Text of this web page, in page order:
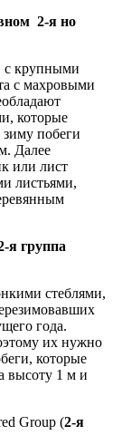
2-я но
с крупными
с махровыми
которые
побеги
Далее
или лист
листьями,
я группа
стеблями,
года.
их нужно
которые
высоту 1 м и
Group (2-я